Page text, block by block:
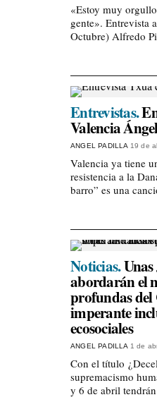
«Estoy muy
gente». Entrevista
Octubre) Alfredo
Entrevistas.
Valencia
ANGEL PADILLA 19 de
Valencia ya tiene
resistencia a la
barro” es una
Noticias.Unas
abordarán el
profundas
imperante
ecosociales
ANGEL PADILLA 1 de
Con el título
supremacismo
y 6 de abril